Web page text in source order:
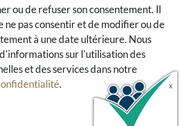
ou de refuser son consentement. Il
ne pas consentir et de modifier ou de
à une date ultérieure. Nous
sur l'utilisation des
et des services dans notre
.